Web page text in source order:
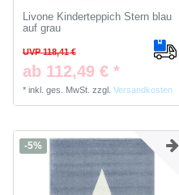
Livone Kinderteppich Stern blau
auf grau
UVP 118,41 €
ab 112,49 € *
*inkl. ges. MwSt. zzgl.Versandkosten
-5%